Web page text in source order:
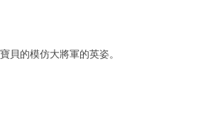
貝的模仿大將軍的英姿。